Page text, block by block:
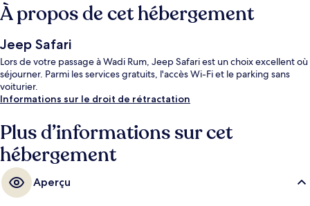
À propos de cet hébergement
Jeep Safari
Lors de votre passage à Wadi Rum, Jeep Safari est un choix excellent où
séjourner. Parmi les services gratuits, l'accès Wi-Fi et le parking sans
voiturier.
Informations sur le droit de rétractation
Plus d’informations sur cet
hébergement
Aperçu